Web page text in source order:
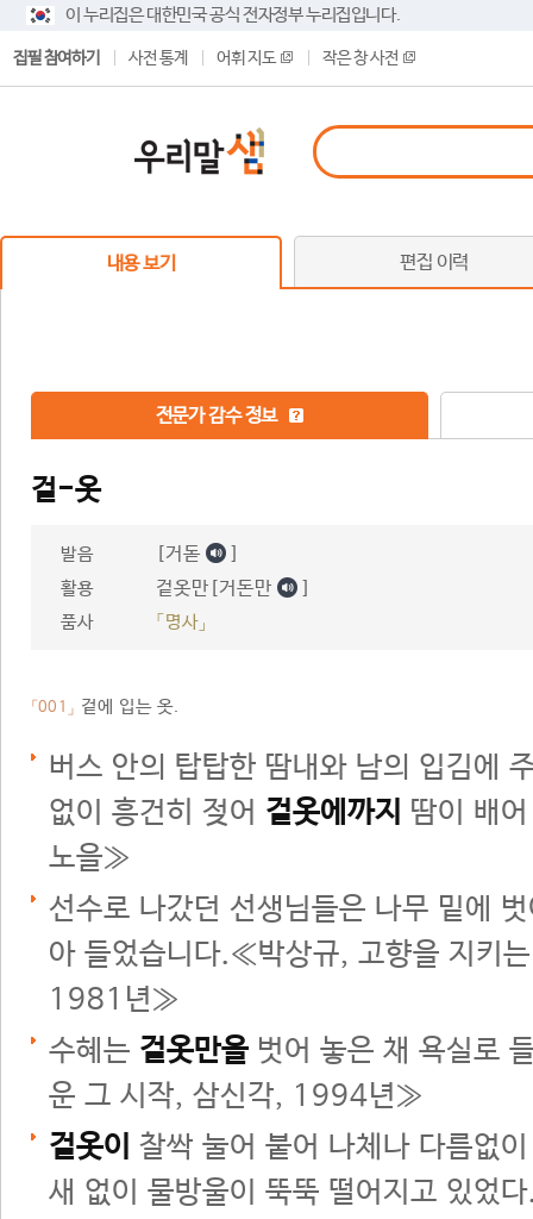
이 누리집은 대한민국 공식 전자정부 누리집입니다.
집필 참여하기 사전 통계 어휘 지도 작은 창 사전
내용 보기 편집 이력
전문가 감수 정보
겉-옷
발음 [거돋 ]
활용 겉옷만[거돈만 ]
품사 「명사」
「001」 겉에 입는 옷.
버스 안의 탑탑한 땀내와 남의 입김에
없이 흥건히 젖어 겉옷에까지 땀이 배
노을≫
선수로 나갔던 선생님들은 나무 밑에
아 들었습니다.≪박상규, 고향을 지키
1981년≫
수혜는 겉옷만을 벗어 놓은 채 욕실로
운 그 시작, 삼신각, 1994년≫
겉옷이 찰싹 눌어 붙어 나체나 다름없
새 없이 물방울이 뚝뚝 떨어지고 있었